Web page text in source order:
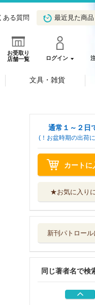
ある質問 最近見た商品
お受取り
店舗一覧
ログイン
文具・雑貨
通常１～２日
(！お盆時期の出荷
カートに
★お気に入り
新刊パトロール
同じ著者名で検
私小説
実の言葉
マザーア
ＹＡＢＵ
ＫＡヤブ
文藝春秋